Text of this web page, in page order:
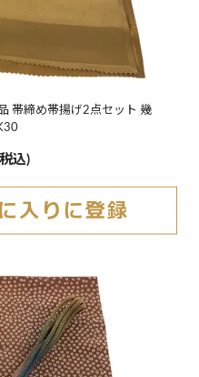
帯締め帯揚げ2点セット 幾
込)